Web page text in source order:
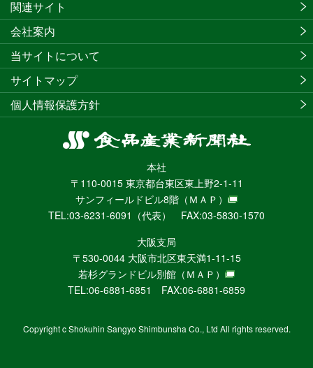
食
産
業
新
聞
社
ニ
ュ
ー
WEB
本社
〒110-0015 東京都台東区東上野2-1-11
サンフィールドビル8階 （ＭＡＰ）
TEL:03-6231-6091（代表） FAX:03-5830-1570
大阪支局
〒530-0044 大阪市北区東天満1-11-15
若杉グランドビル別館 （ＭＡＰ）
TEL:06-6881-6851 FAX:06-6881-6859
関連サイト
会社案内
当サイトについて
サイトマップ
個人情報保護方針
Copyright c Shokuhin Sangyo Shimbunsha Co., Ltd All rights reserved.